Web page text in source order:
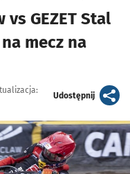
GEZET Stal
mecz na
Udostępnijartykuł